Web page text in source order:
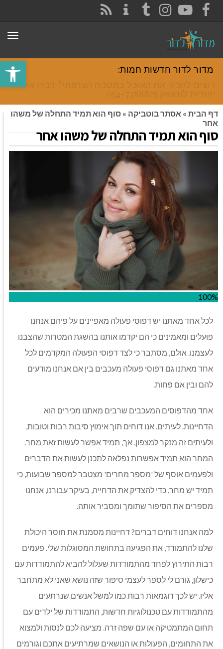
פתח
FACEBOOK
YOUTUBE
INSTAGRAM
TUMBLR
מדור לדור חדשות חמות:
רוצים להכיר את האוכל במטבח הצרפתי? דברו איתי
יהודית לוטואק 054-7388825.
דף הבית » אסתר בוטביקה » סוף הוא תמיד התחלה של משהו
אחר
סוף הוא תמיד התחלה של משהו אחר
100%
לכל אחד מאתנו יש דפוסי פעולה מאפיינים על פיהם אנחנו
פועלים ומאמינים כי הם יקדמו אותנו בהשגת המטרות שהצבנו
לעצמנו. אולם, מסתבר כי לצד דפוסי הפעולה המקדמים לכל
אחד מאתנו גם דפוסי פעולה מעכבים בין אם אנחנו מודעים
להם ובין אם פחות.
אחד מהדפוסים המעכבים שרבים מאתנו מכירים הוא
הדחיינות. לעיתים, אנו דוחים תוך אימוץ סיבות רבות וטובות,
ולעיתים זה מנקר למצפון, אך, תמיד אפשר לעשות זאת מחר.
המחר הוא תמיד אפשרות נפלאה לתכנן לעשות את הדברים
ולפעמים אוסף של 'מספר מחרים' מצטבר למספר שבועות, כי
תמיד יש מחר. כדי להצדיק את הדחייה, בעיקר עבורנו, אנחנו
מספרים את הסיפור שתומך ומסביר אותה.
למה אנחנו דוחים דברים? דחיינות מסמנת את חוסר היכולת
שלנו להתמודד, את הפגיעה בתחושת המסוגלות שלי. פעמים
רבות התירוץ לפחד מהתמודדות שעלול להביא להתמודדות עם
כישלון, גורם לי לספר לעצמי סיפור שזה נושא שאני לא מתחבר
אליו. יש לכך דוגמאות רבות כמו למשל אנשים שנרתעים
מהתמודדות עם טכנולוגיות חדשות, התמודדות של ילדים עם
תחום המתמטיקה או עם שפה זרה. מציעה לכם לנסות ולמצוא
את התחומים, הפעולות או הנושאים שמרתיעים אתכם וגורמים